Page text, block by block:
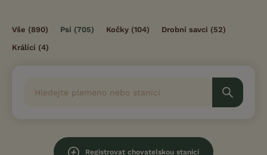
Vše (890) Psi (705) Kočky (104) Drobní savci (52)
Králíci (4)
Registrovat chovatelskou stanici